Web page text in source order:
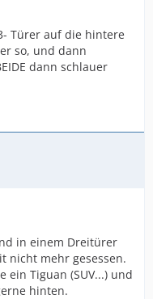
Türer auf die hintere
so, und dann
dann schlauer
in einem Dreitürer
nicht mehr gesessen.
Tiguan (SUV...) und
hinten.